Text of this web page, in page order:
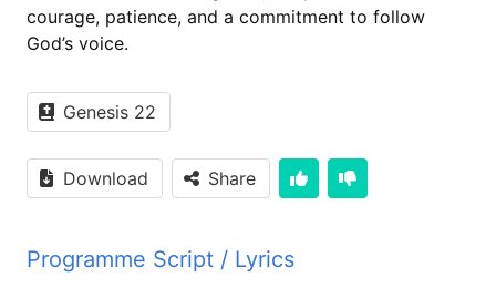
courage, patience, and a commitment to follow
God’s voice.
Genesis 22
Download Share
Programme Script / Lyrics